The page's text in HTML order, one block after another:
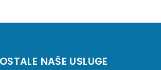
NAŠE USLUGE